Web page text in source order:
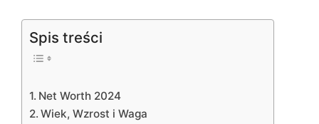
Spis treści
Net Worth 2024
Wiek, Wzrost i Waga